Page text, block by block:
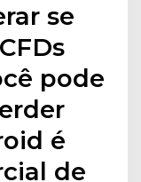
se
pode
é
de